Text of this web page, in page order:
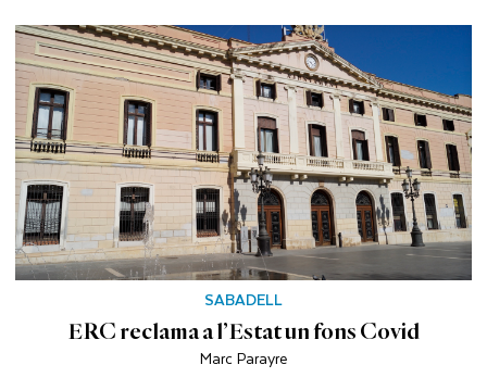
SABADELL
ERC reclama a l’Estat un fons Covid
Marc Parayre